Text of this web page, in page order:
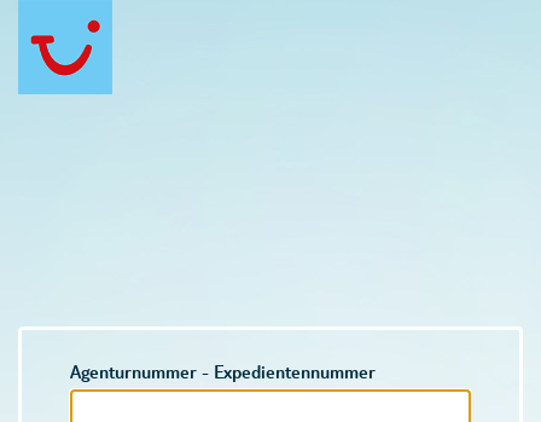
Agenturnummer - Expedientennummer